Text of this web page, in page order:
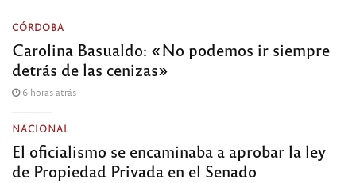
CÓRDOBA
Carolina Basualdo: «No podemos ir siempre
detrás de las cenizas»
6 horas atrás
NACIONAL
El oficialismo se encaminaba a aprobar la ley
de Propiedad Privada en el Senado